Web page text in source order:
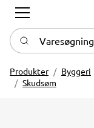
Varesøgning
Produkter Byggeri
Skudsøm